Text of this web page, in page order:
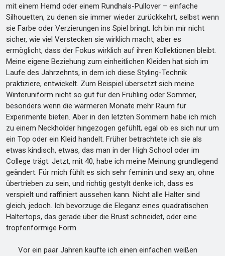
mit einem Hemd oder einem Rundhals-Pullover – einfache
Silhouetten, zu denen sie immer wieder zurückkehrt, selbst wenn
sie Farbe oder Verzierungen ins Spiel bringt. Ich bin mir nicht
sicher, wie viel Verstecken sie wirklich macht, aber es
ermöglicht, dass der Fokus wirklich auf ihren Kollektionen bleibt.
Meine eigene Beziehung zum einheitlichen Kleiden hat sich im
Laufe des Jahrzehnts, in dem ich diese Styling-Technik
praktiziere, entwickelt. Zum Beispiel übersetzt sich meine
Winteruniform nicht so gut für den Frühling oder Sommer,
besonders wenn die wärmeren Monate mehr Raum für
Experimente bieten. Aber in den letzten Sommern habe ich mich
zu einem Neckholder hingezogen gefühlt, egal ob es sich nur um
ein Top oder ein Kleid handelt. Früher betrachtete ich sie als
etwas kindisch, etwas, das man in der High School oder im
College trägt. Jetzt, mit 40, habe ich meine Meinung grundlegend
geändert. Für mich fühlt es sich sehr feminin und sexy an, ohne
übertrieben zu sein, und richtig gestylt denke ich, dass es
verspielt und raffiniert aussehen kann. Nicht alle Halter sind
gleich, jedoch. Ich bevorzuge die Eleganz eines quadratischen
Haltertops, das gerade über die Brust schneidet, oder eine
tropfenförmige Form.
Vor ein paar Jahren kaufte ich einen einfachen weißen